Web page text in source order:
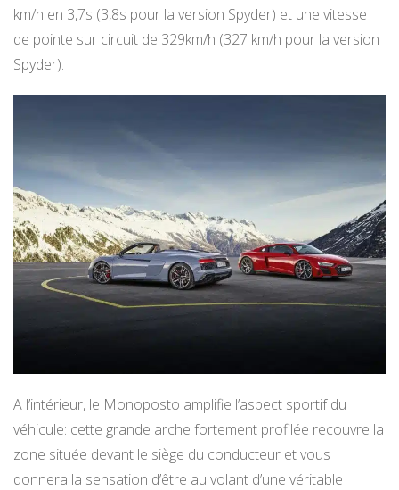
km/h en 3,7s (3,8s pour la version Spyder) et une vitesse
de pointe sur circuit de 329km/h (327 km/h pour la version
Spyder).
A l’intérieur, le Monoposto amplifie l’aspect sportif du
véhicule: cette grande arche fortement profilée recouvre la
zone située devant le siège du conducteur et vous
donnera la sensation d’être au volant d’une véritable